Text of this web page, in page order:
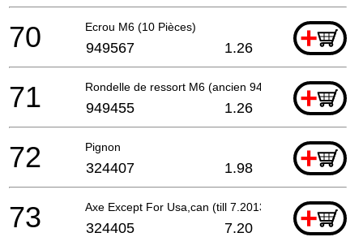
Ecrou M6 (10 Pièces) +
70 949567 1.26
Rondelle de ressort M6 (ancien 949455z, 10 pieces)
+
71 949455 1.26
Pignon +
72 324407 1.98
Axe Except For Usa,can (till 7.2013 For Usa,
+
73 324405 7.20